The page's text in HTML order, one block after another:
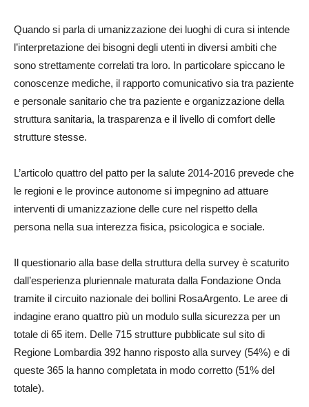
Quando si parla di umanizzazione dei luoghi di cura si intende
l’interpretazione dei bisogni degli utenti in diversi ambiti che
sono strettamente correlati tra loro. In particolare spiccano le
conoscenze mediche, il rapporto comunicativo sia tra paziente
e personale sanitario che tra paziente e organizzazione della
struttura sanitaria, la trasparenza e il livello di comfort delle
strutture stesse.
L’articolo quattro del patto per la salute 2014-2016 prevede che
le regioni e le province autonome si impegnino ad attuare
interventi di umanizzazione delle cure nel rispetto della
persona nella sua interezza fisica, psicologica e sociale.
Il questionario alla base della struttura della survey è scaturito
dall’esperienza pluriennale maturata dalla Fondazione Onda
tramite il circuito nazionale dei bollini RosaArgento. Le aree di
indagine erano quattro più un modulo sulla sicurezza per un
totale di 65 item. Delle 715 strutture pubblicate sul sito di
Regione Lombardia 392 hanno risposto alla survey (54%) e di
queste 365 la hanno completata in modo corretto (51% del
totale).